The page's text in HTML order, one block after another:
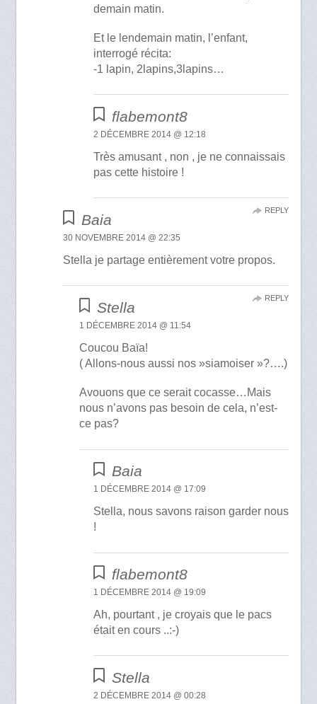
demain matin.
Et le lendemain matin, l’enfant,
interrogé récita:
-1 lapin, 2lapins,3lapins…
flabemont8
2 DÉCEMBRE 2014 @ 12:18
Très amusant , non , je ne connaissais
pas cette histoire !
Baia
30 NOVEMBRE 2014 @ 22:35
Stella je partage entièrement votre propos.
REPLY
Stella
1 DÉCEMBRE 2014 @ 11:54
Coucou Baïa!
( Allons-nous aussi nos »siamoiser »?….)
Avouons que ce serait cocasse…Mais
nous n’avons pas besoin de cela, n’est-
ce pas?
REPLY
Baia
1 DÉCEMBRE 2014 @ 17:09
Stella, nous savons raison garder nous
!
flabemont8
1 DÉCEMBRE 2014 @ 19:09
Ah, pourtant , je croyais que le pacs
était en cours ..:-)
Stella
2 DÉCEMBRE 2014 @ 00:28